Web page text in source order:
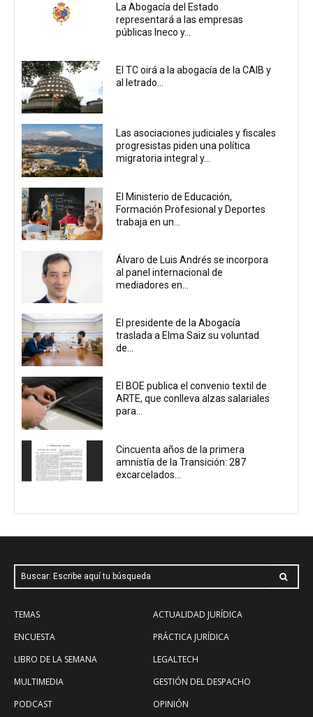
La Abogacía del Estado
representará a las empresas
públicas Ineco y...
El TC oirá a la abogacía de la CAIB y
al letrado...
Las asociaciones judiciales y fiscales
progresistas piden una política
migratoria integral y...
El Ministerio de Educación,
Formación Profesional y Deportes
trabaja en un...
Álvaro de Luis Andrés se incorpora
al panel internacional de
mediadores en...
El presidente de la Abogacía
traslada a Elma Saiz su voluntad
de...
El BOE publica el convenio textil de
ARTE, que conlleva alzas salariales
para...
Cincuenta años de la primera
amnistía de la Transición: 287
excarcelados...
Buscar: Escribe aquí tu búsqueda
TEMAS
ENCUESTA
LIBRO DE LA SEMANA
MULTIMEDIA
PODCAST
ACTUALIDAD JURÍDICA
PRÁCTICA JURÍDICA
LEGALTECH
GESTIÓN DEL DESPACHO
OPINIÓN